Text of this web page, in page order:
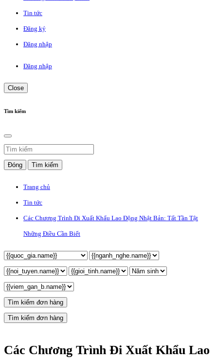
Tin tức
Đăng ký
Đăng nhập
Đăng nhập
Close
Tìm kiếm
Đóng Tìm kiếm
Trang chủ
Tin tức
Các Chương Trình Đi Xuất Khẩu Lao Động Nhật Bản: Tất Tần Tật
Những Điều Cần Biết
Tìm kiếm đơn hàng
Tìm kiếm đơn hàng
Các Chương Trình Đi Xuất Khẩu Lao